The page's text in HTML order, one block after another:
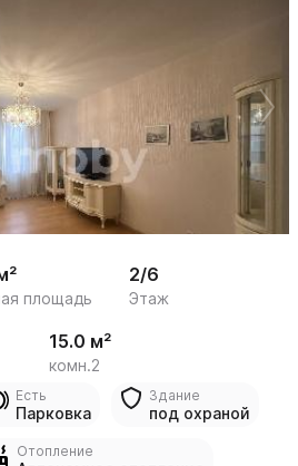
площадь
2/6
Этаж
15.0 м²
комн.2
Есть
Парковка
Здание
под охраной
Отопление